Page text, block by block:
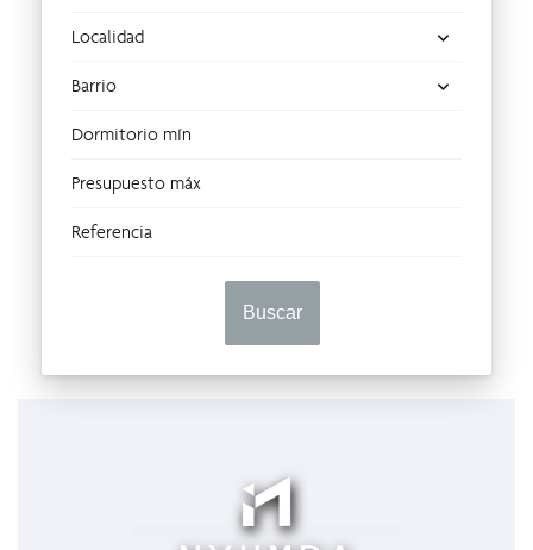
Localidad
Barrio
Buscar